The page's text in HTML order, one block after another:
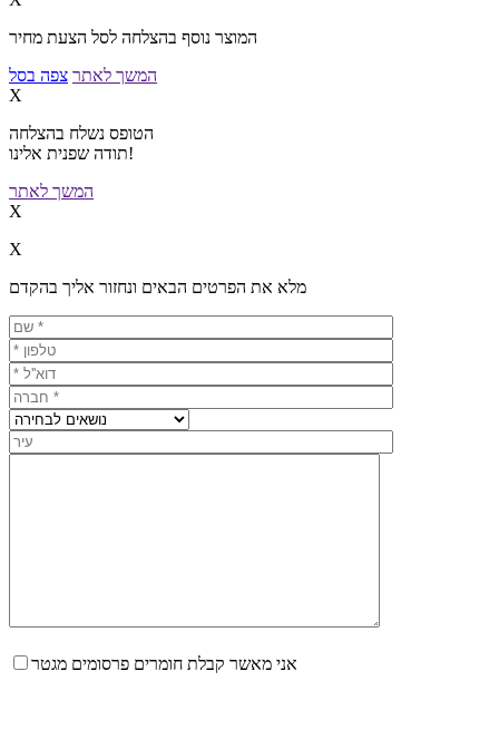
המוצר נוסף בהצלחה לסל הצעת מחיר
המשך לאתר צפה בסל
X
הטופס נשלח בהצלחה
תודה שפנית אלינו!
המשך לאתר
X
X
מלא את הפרטים הבאים ונחזור אליך בהקדם
אני מאשר קבלת חומרים פרסומים מגטר